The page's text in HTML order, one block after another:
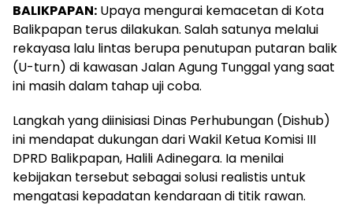
BALIKPAPAN: Upaya mengurai kemacetan di Kota
Balikpapan terus dilakukan. Salah satunya melalui
rekayasa lalu lintas berupa penutupan putaran balik
(U-turn) di kawasan Jalan Agung Tunggal yang saat
ini masih dalam tahap uji coba.
Langkah yang diinisiasi Dinas Perhubungan (Dishub)
ini mendapat dukungan dari Wakil Ketua Komisi III
DPRD Balikpapan, Halili Adinegara. Ia menilai
kebijakan tersebut sebagai solusi realistis untuk
mengatasi kepadatan kendaraan di titik rawan.